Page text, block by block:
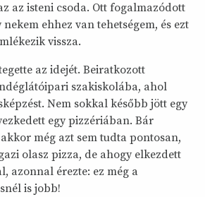
az isteni csoda. Ott fogalmazódott
ehhez van tehetségem, és ezt
vissza.
az idejét. Beiratkozott
szakiskolába, ahol
Nem sokkal később jött egy
egy pizzériában. Bár
még azt sem tudta pontosan,
olasz pizza, de ahogy elkezdett
azonnal érezte: ez még a
is jobb!